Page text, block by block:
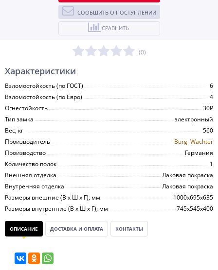
СООБЩИТЬ О ПОСТУПЛЕНИИ
СРАВНИТЬ
(0)
Характеристики
Взломостойкость (по ГОСТ)
6
Взломостойкость (по Евро)
4
Огнестойкость
30P
Тип замка
электронный
Вес, кг
560
Производитель
Burg–Wächter
Производство
Германия
Количество полок
1
Внешняя отделка
Лаковая покраска
Внутренняя отделка
Лаковая покраска
Размеры внешние (В х Ш х Г), мм
1000х695х635
Размеры внутренние (В х Ш х Г), мм
745х545х400
ОПИСАНИЕ ДОСТАВКА И ОПЛАТА КОНТАКТЫ